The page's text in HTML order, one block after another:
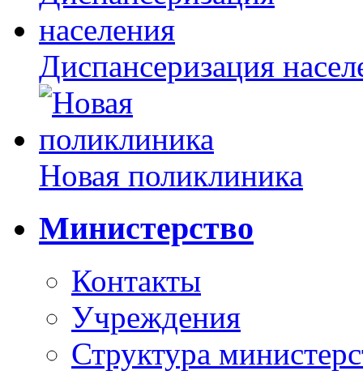
Диспансеризация
Новая поликлиника
Министерство
Контакты
Учреждения
Структура